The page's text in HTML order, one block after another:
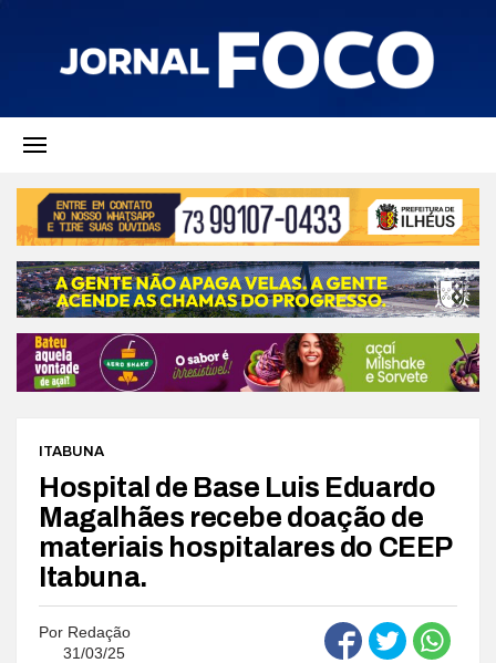
ITABUNA
Hospital de Base Luis Eduardo
Magalhães recebe doação de
materiais hospitalares do CEEP
Itabuna.
Por Redação
31/03/25